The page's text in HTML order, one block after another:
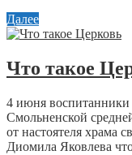
Далее
Что такое
4 июня воспитанники
Смольненской
от настоятеля храма
Диомила Яковлева